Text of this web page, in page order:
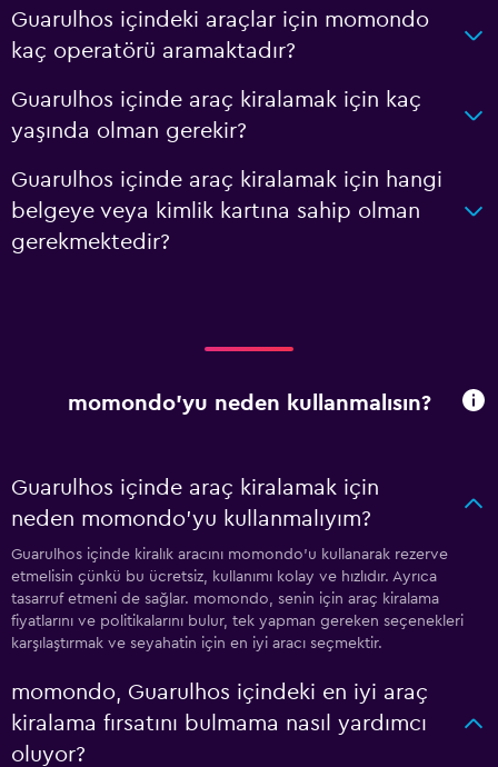
Guarulhos içindeki araçlar için momondo
kaç operatörü aramaktadır?
Guarulhos içinde araç kiralamak için kaç
yaşında olman gerekir?
Guarulhos içinde araç kiralamak için hangi
belgeye veya kimlik kartına sahip olman
gerekmektedir?
momondo'yu neden kullanmalısın?
Guarulhos içinde araç kiralamak için
neden momondo'yu kullanmalıyım?
Guarulhos içinde kiralık aracını momondo'u kullanarak rezerve
etmelisin çünkü bu ücretsiz, kullanımı kolay ve hızlıdır. Ayrıca
tasarruf etmeni de sağlar. momondo, senin için araç kiralama
fiyatlarını ve politikalarını bulur, tek yapman gereken seçenekleri
karşılaştırmak ve seyahatin için en iyi aracı seçmektir.
momondo, Guarulhos içindeki en iyi araç
kiralama fırsatını bulmama nasıl yardımcı
oluyor?